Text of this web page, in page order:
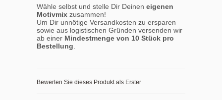
Wähle selbst und stelle Dir Deinen eigenen
Motivmix zusammen!
Um Dir unnötige Versandkosten zu ersparen
sowie aus logistischen Gründen versenden wir
ab einer Mindestmenge von 10 Stück pro
Bestellung.
Bewerten Sie dieses Produkt als Erster